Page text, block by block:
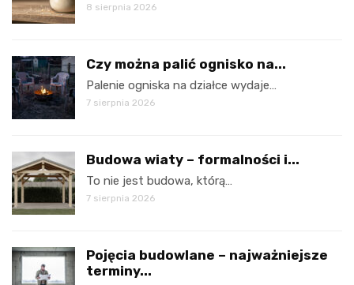
8 sierpnia 2026
Czy można palić ognisko na...
Palenie ogniska na działce wydaje…
7 sierpnia 2026
Budowa wiaty – formalności i...
To nie jest budowa, którą…
7 sierpnia 2026
Pojęcia budowlane – najważniejsze
terminy...